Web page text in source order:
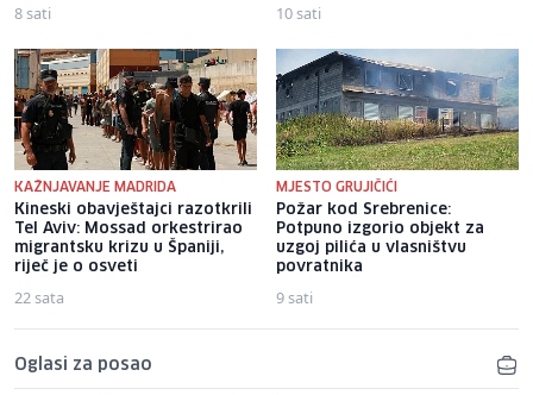
8 sati 10 sati
KAŽNJAVANJE MADRIDA
Kineski obavještajci razotkrili
Tel Aviv: Mossad orkestrirao
migrantsku krizu u Španiji,
riječ je o osveti
22 sata
MJESTO GRUJIČIĆI
Požar kod Srebrenice:
Potpuno izgorio objekt za
uzgoj pilića u vlasništvu
povratnika
9 sati
Oglasi za posao